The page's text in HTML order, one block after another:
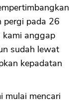
pergi pada 26
kami anggap
sudah lewat
kepadatan
mulai mencari